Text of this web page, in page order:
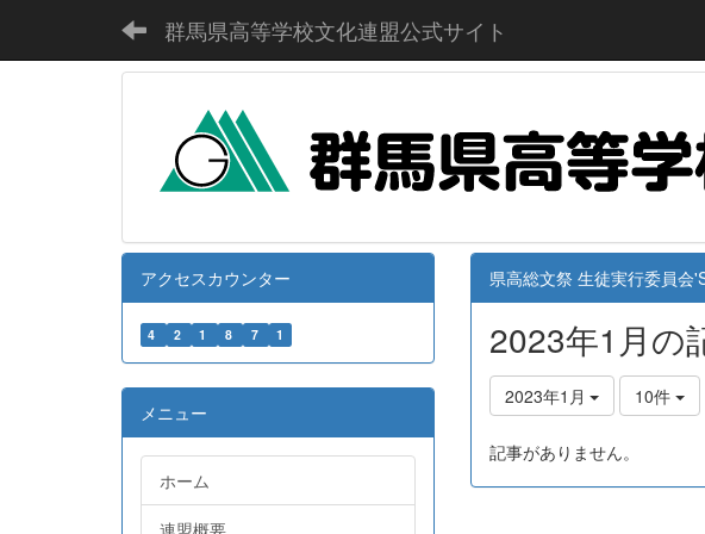
群馬県高等学校文化連盟公式サイト
県高総文祭 生徒実行委員会
2023年1月の
2023年1月 10件
記事がありません。
アクセスカウンター
4 2 1 8 7 1
メニュー
ホーム
連盟概要